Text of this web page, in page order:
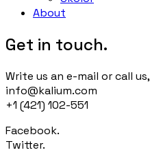
About
Get in touch.
Write us an e-mail or call us,
info@kalium.com
+1 (421) 102-551
Facebook.
Twitter.